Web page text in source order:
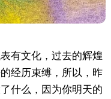
有文化，过去的辉煌
经历束缚，所以，昨
什么，因为你明天的